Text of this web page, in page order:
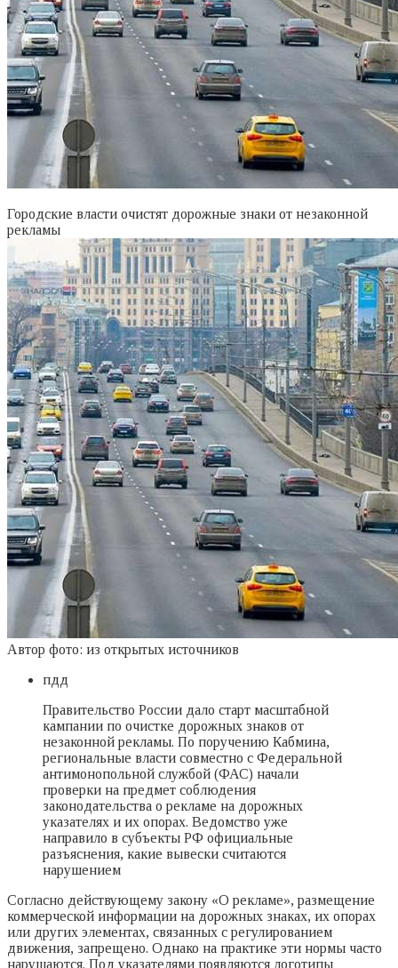
Городские власти очистят дорожные знаки от незаконной
рекламы
Автор фото: из открытых источников
пдд
Правительство России дало старт масштабной
кампании по очистке дорожных знаков от
незаконной рекламы. По поручению Кабмина,
региональные власти совместно с Федеральной
антимонопольной службой (ФАС) начали
проверки на предмет соблюдения
законодательства о рекламе на дорожных
указателях и их опорах. Ведомство уже
направило в субъекты РФ официальные
разъяснения, какие вывески считаются
нарушением
Согласно действующему закону «О рекламе», размещение
коммерческой информации на дорожных знаках, их опорах
или других элементах, связанных с регулированием
движения, запрещено. Однако на практике эти нормы часто
нарушаются. Под указателями появляются логотипы